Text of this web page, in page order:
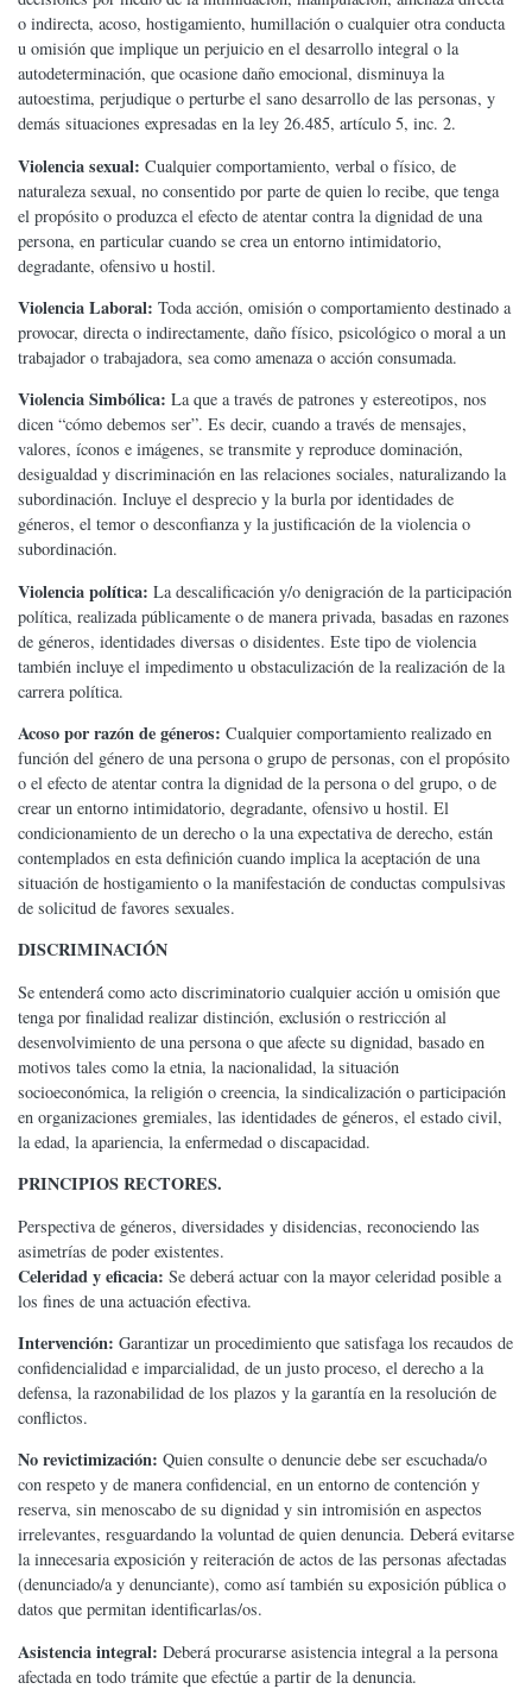
o indirecta, acoso, hostigamiento, humillación o cualquier otra conducta
u omisión que implique un perjuicio en el desarrollo integral o la
autodeterminación, que ocasione daño emocional, disminuya la
autoestima, perjudique o perturbe el sano desarrollo de las personas, y
demás situaciones expresadas en la ley 26.485, artículo 5, inc. 2.
Violencia sexual: Cualquier comportamiento, verbal o físico, de
naturaleza sexual, no consentido por parte de quien lo recibe, que tenga
el propósito o produzca el efecto de atentar contra la dignidad de una
persona, en particular cuando se crea un entorno intimidatorio,
degradante, ofensivo u hostil.
Violencia Laboral: Toda acción, omisión o comportamiento destinado a
provocar, directa o indirectamente, daño físico, psicológico o moral a un
trabajador o trabajadora, sea como amenaza o acción consumada.
Violencia Simbólica: La que a través de patrones y estereotipos, nos
dicen “cómo debemos ser”. Es decir, cuando a través de mensajes,
valores, íconos e imágenes, se transmite y reproduce dominación,
desigualdad y discriminación en las relaciones sociales, naturalizando la
subordinación. Incluye el desprecio y la burla por identidades de
géneros, el temor o desconfianza y la justificación de la violencia o
subordinación.
Violencia política: La descalificación y/o denigración de la participación
política, realizada públicamente o de manera privada, basadas en razones
de géneros, identidades diversas o disidentes. Este tipo de violencia
también incluye el impedimento u obstaculización de la realización de la
carrera política.
Acoso por razón de géneros: Cualquier comportamiento realizado en
función del género de una persona o grupo de personas, con el propósito
o el efecto de atentar contra la dignidad de la persona o del grupo, o de
crear un entorno intimidatorio, degradante, ofensivo u hostil. El
condicionamiento de un derecho o la una expectativa de derecho, están
contemplados en esta definición cuando implica la aceptación de una
situación de hostigamiento o la manifestación de conductas compulsivas
de solicitud de favores sexuales.
DISCRIMINACIÓN
Se entenderá́ como acto discriminatorio cualquier acción u omisión que
tenga por finalidad realizar distinción, exclusión o restricción al
desenvolvimiento de una persona o que afecte su dignidad, basado en
motivos tales como la etnia, la nacionalidad, la situación
socioeconómica, la religión o creencia, la sindicalización o participación
en organizaciones gremiales, las identidades de géneros, el estado civil,
la edad, la apariencia, la enfermedad o discapacidad.
PRINCIPIOS RECTORES.
Perspectiva de géneros, diversidades y disidencias, reconociendo las
asimetrías de poder existentes.
Celeridad y eficacia: Se deberá actuar con la mayor celeridad posible a
los fines de una actuación efectiva.
Intervención: Garantizar un procedimiento que satisfaga los recaudos de
confidencialidad e imparcialidad, de un justo proceso, el derecho a la
defensa, la razonabilidad de los plazos y la garantía en la resolución de
conflictos.
No revictimización: Quien consulte o denuncie debe ser escuchada/o
con respeto y de manera confidencial, en un entorno de contención y
reserva, sin menoscabo de su dignidad y sin intromisión en aspectos
irrelevantes, resguardando la voluntad de quien denuncia. Deberá evitarse
la innecesaria exposición y reiteración de actos de las personas afectadas
(denunciado/a y denunciante), como así también su exposición pública o
datos que permitan identificarlas/os.
Asistencia integral: Deberá procurarse asistencia integral a la persona
afectada en todo trámite que efectúe a partir de la denuncia.